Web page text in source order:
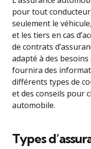
pour tout
seulement le
et les tiers en cas
de contrats
adapté à des besoins
fournira des
différents types de
et des conseils pour
automobile.
Types